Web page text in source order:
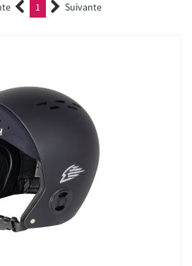
1 (current)Suivante